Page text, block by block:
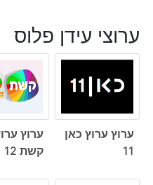
ערוצי עידן פלוס
ערוץ ערוץ כאן
11
ערוץ
קשת 12